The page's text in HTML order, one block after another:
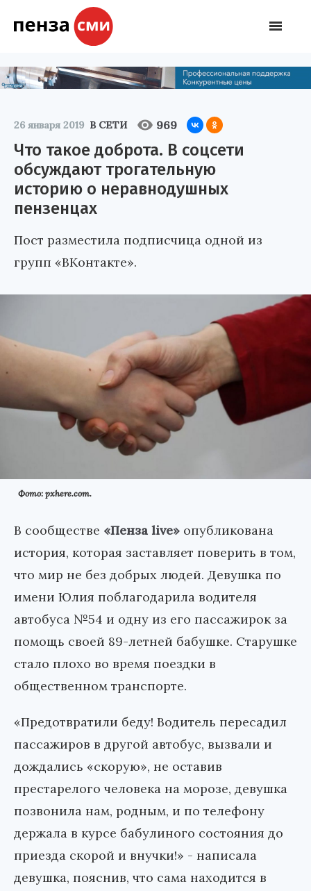
26 января 2019 В СЕТИ 969
Что такое доброта. В соцсети
обсуждают трогательную
историю о неравнодушных
пензенцах
Пост разместила подписчица одной из
групп «ВКонтакте».
Фото: pxhere.com.
В сообществе «Пенза live» опубликована
история, которая заставляет поверить в том,
что мир не без добрых людей. Девушка по
имени Юлия поблагодарила водителя
автобуса №54 и одну из его пассажирок за
помощь своей 89-летней бабушке. Старушке
стало плохо во время поездки в
общественном транспорте.
«Предотвратили беду! Водитель пересадил
пассажиров в другой автобус, вызвали и
дождались «скорую», не оставив
престарелого человека на морозе, девушка
позвонила нам, родным, и по телефону
держала в курсе бабулиного состояния до
приезда скорой и внучки!» - написала
девушка, пояснив, что сама находится в